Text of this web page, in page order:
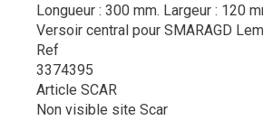
Longueur : 300 mm. Largeur : 120
Versoir central pour SMARAGD
Ref
3374395
Article SCAR
Non visible site Scar